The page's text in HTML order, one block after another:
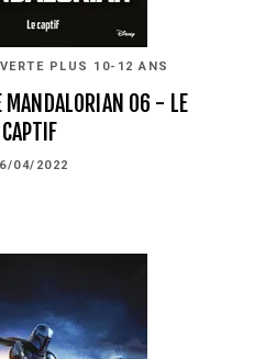
PLUS 10-12 ANS
MANDALORIAN 06 - LE
CAPTIF
04/2022